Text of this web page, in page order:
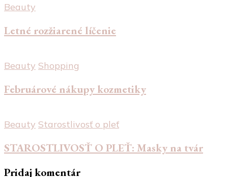
Beauty
Letné rozžiarené líčenie
Beauty Shopping
Februárové nákupy kozmetiky
Beauty Starostlivosť o pleť
STAROSTLIVOSŤ O PLEŤ: Masky na tvár
Pridaj komentár